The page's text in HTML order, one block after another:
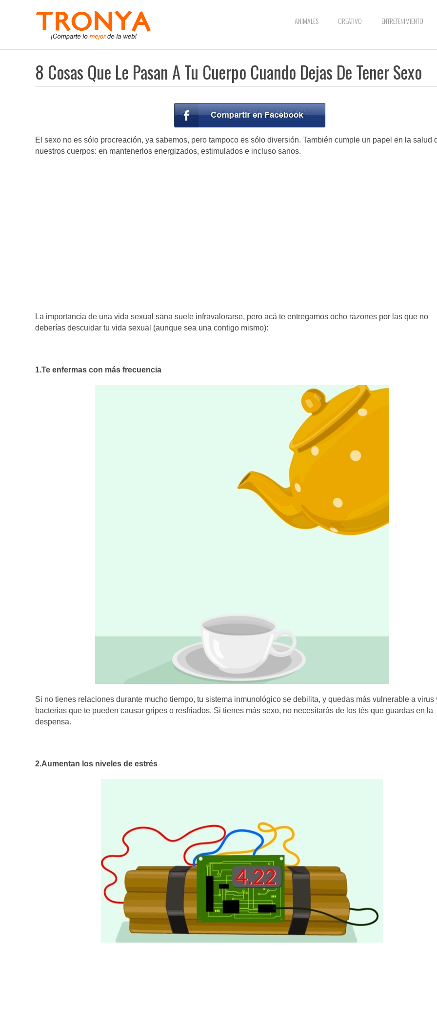
ANIMALES CREATIVO ENTRETENIMIENTO
8 Cosas Que Le Pasan A Tu Cuerpo Cuando Dejas De Tener Sexo
El sexo no es sólo procreación, ya sabemos, pero tampoco es sólo diversión. También cumple un papel en la salud
nuestros cuerpos: en mantenerlos energizados, estimulados e incluso sanos.
La importancia de una vida sexual sana suele infravalorarse, pero acá te entregamos ocho razones por las que no
deberías descuidar tu vida sexual (aunque sea una contigo mismo):
1.Te enfermas con más frecuencia
Si no tienes relaciones durante mucho tiempo, tu sistema inmunológico se debilita, y quedas más vulnerable a virus
bacterias que te pueden causar gripes o resfriados. Si tienes más sexo, no necesitarás de los tés que guardas en la
despensa.
2.Aumentan los niveles de estrés